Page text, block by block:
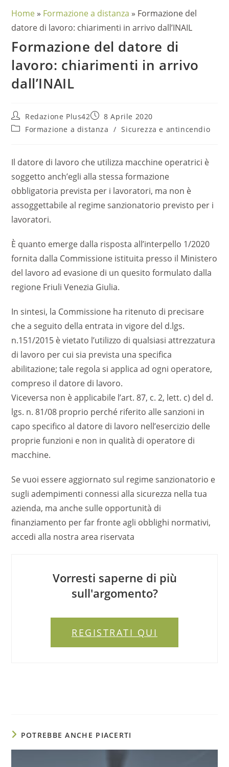
Home » Formazione a distanza » Formazione del
datore di lavoro: chiarimenti in arrivo dall’INAIL
Formazione del datore di
lavoro: chiarimenti in arrivo
dall’INAIL
Redazione Plus42
8 Aprile 2020
Formazione a distanza / Sicurezza e antincendio
Il datore di lavoro che utilizza macchine operatrici è
soggetto anch’egli alla stessa formazione
obbligatoria prevista per i lavoratori, ma non è
assoggettabile al regime sanzionatorio previsto per i
lavoratori.
È quanto emerge dalla risposta all’interpello 1/2020
fornita dalla Commissione istituita presso il Ministero
del lavoro ad evasione di un quesito formulato dalla
regione Friuli Venezia Giulia.
In sintesi, la Commissione ha ritenuto di precisare
che a seguito della entrata in vigore del d.lgs.
n.151/2015 è vietato l’utilizzo di qualsiasi attrezzatura
di lavoro per cui sia prevista una specifica
abilitazione; tale regola si applica ad ogni operatore,
compreso il datore di lavoro.
Viceversa non è applicabile l’art. 87, c. 2, lett. c) del d.
lgs. n. 81/08 proprio perché riferito alle sanzioni in
capo specifico al datore di lavoro nell’esercizio delle
proprie funzioni e non in qualità di operatore di
macchine.
Se vuoi essere aggiornato sul regime sanzionatorio e
sugli adempimenti connessi alla sicurezza nella tua
azienda, ma anche sulle opportunità di
finanziamento per far fronte agli obblighi normativi,
accedi alla nostra area riservata
Vorresti saperne di più
sull'argomento?
REGISTRATI QUI
POTREBBE ANCHE PIACERTI